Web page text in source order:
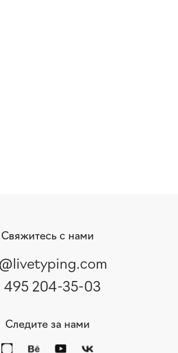
Свяжитесь с нами
495 204-35-03
Следите за нами